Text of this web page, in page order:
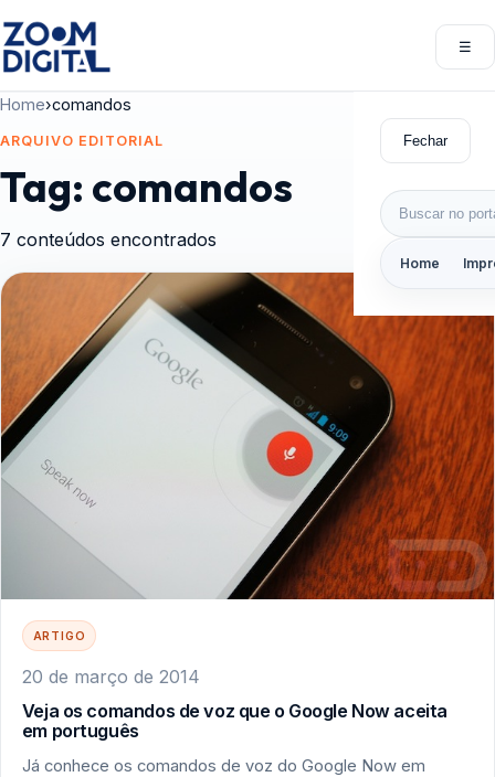
☰
Fechar
Buscar por:
Home
Home›comandos
ARQUIVO EDITORIAL
Tag: comandos
7 conteúdos encontrados
ARTIGO
20 de março de 2014
Veja os comandos de voz que o Google Now aceita
em português
Já conhece os comandos de voz do Google Now em